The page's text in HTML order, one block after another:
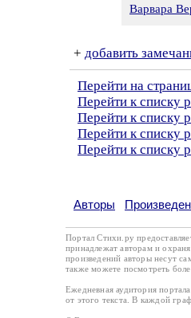
Варвара
+ добавить
Перейти на
Перейти к списку
Перейти к списку
Перейти к списку
Перейти к списку
Авторы
Портал Стихи.ру
принадлежат авторам и
произведений авторы несут
также можете посмотреть
Ежедневная аудитория
от этого текста. В каждой